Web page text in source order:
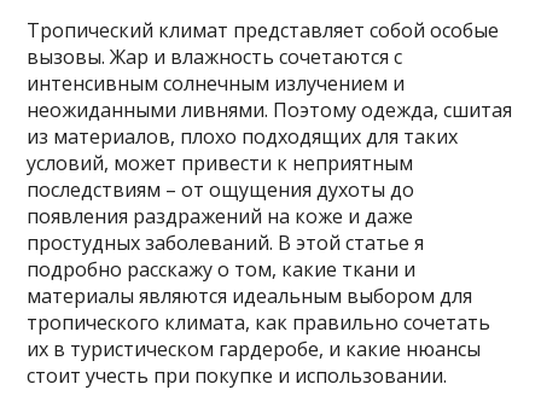
Тропический климат представляет собой особые
вызовы. Жар и влажность сочетаются с
интенсивным солнечным излучением и
неожиданными ливнями. Поэтому одежда, сшитая
из материалов, плохо подходящих для таких
условий, может привести к неприятным
последствиям – от ощущения духоты до
появления раздражений на коже и даже
простудных заболеваний. В этой статье я
подробно расскажу о том, какие ткани и
материалы являются идеальным выбором для
тропического климата, как правильно сочетать
их в туристическом гардеробе, и какие нюансы
стоит учесть при покупке и использовании.